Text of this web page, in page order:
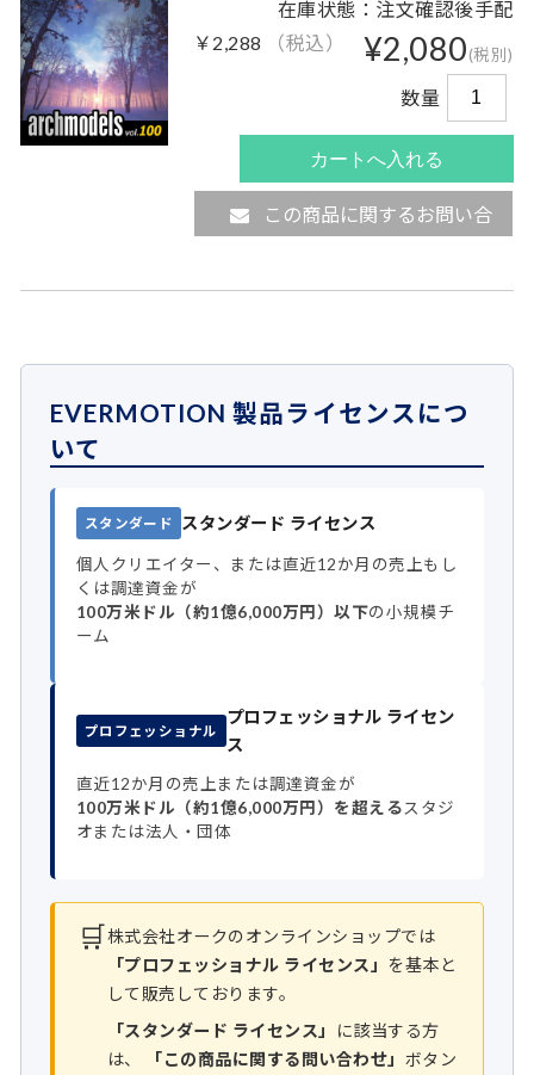
在庫状態：注文確認後手配
¥2,080(税別)
￥2,288 （税込）
数量
この商品に関するお問い合
EVERMOTION 製品ライセンスにつ
いて
スタンダード スタンダード ライセンス
個人クリエイター、または直近12か月の売上もし
くは調達資金が
100万米ドル（約1億6,000万円）以下の小規模チ
ーム
プロフェッショナル
プロフェッショナル ライセン
ス
直近12か月の売上または調達資金が
100万米ドル（約1億6,000万円）を超えるスタジ
オまたは法人・団体
🛒株式会社オークのオンラインショップでは
「プロフェッショナル ライセンス」 を基本と
して販売しております。
「スタンダード ライセンス」
に該当する方
は、
「この商品に関する問い合わせ」 ボタン